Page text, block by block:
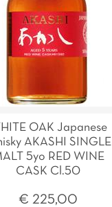
OAK Japanese
AKASHI SINGLE
5yo RED WINE
CASK Cl.50
€ 225,00